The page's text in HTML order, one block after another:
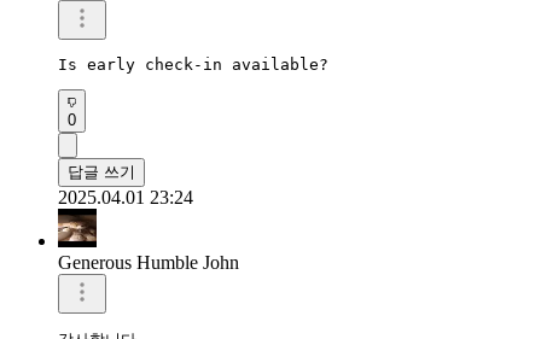
Is early check-in available?
0
답글 쓰기
2025.04.01 23:24
Generous Humble John